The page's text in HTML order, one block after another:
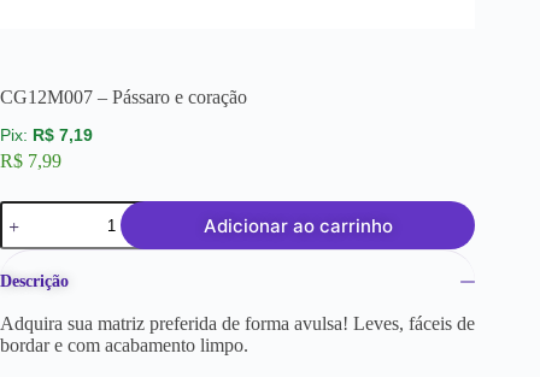
CG12M007 – Pássaro e coração
R$ 7,19
R$ 7,99
Adicionar ao carrinho
Descrição
Adquira sua matriz preferida de forma avulsa! Leves, fáceis de
bordar e com acabamento limpo.